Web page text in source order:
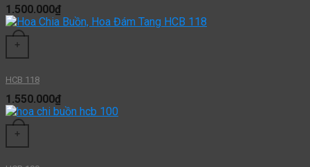
1.500.000₫
+
HCB 118
1.550.000₫
+